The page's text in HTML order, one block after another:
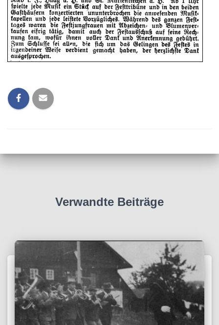
Verwandte Beiträge